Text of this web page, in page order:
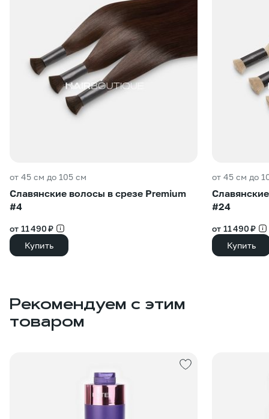
от 45 см до 105 см
Славянские волосы в срезе Premium
#4
от 11 490 ₽
Купить
от 45 см до
#24
от 11 490 ₽
Купить
Рекомендуем с этим
товаром